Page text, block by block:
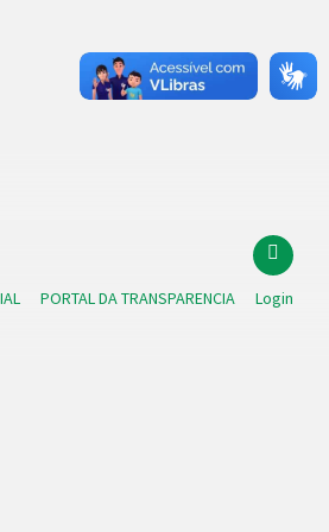
PORTAL DA TRANSPARENCIA Login